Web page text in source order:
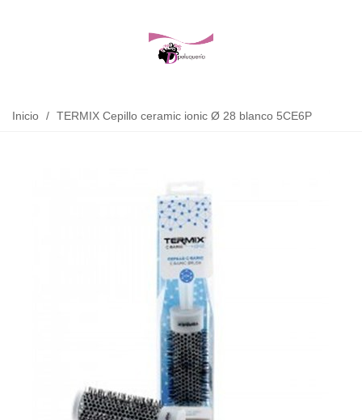
Inicio / TERMIX Cepillo ceramic ionic Ø 28 blanco 5CE6P